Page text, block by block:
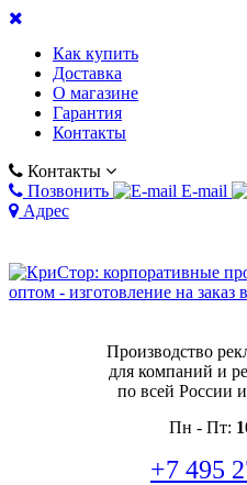
Как купить
Доставка
О магазине
Гарантия
Контакты
Контакты
Позвонить
E-mail
Адрес
Производство
для компаний и
по всей России
Пн - Пт:
+7 495